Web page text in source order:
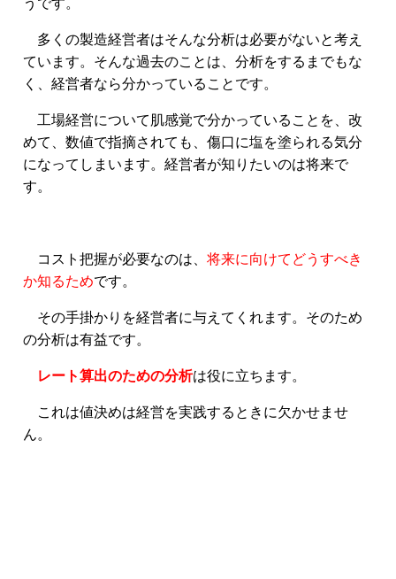
うです。
多くの製造経営者はそんな分析は必要がないと考え
ています。そんな過去のことは、分析をするまでもな
く、経営者なら分かっていることです。
工場経営について肌感覚で分かっていることを、改
めて、数値で指摘されても、傷口に塩を塗られる気分
になってしまいます。経営者が知りたいのは将来で
す。
コスト把握が必要なのは、将来に向けてどうすべき
か知るためです。
その手掛かりを経営者に与えてくれます。そのため
の分析は有益です。
レート算出のための分析は役に立ちます。
これは値決めは経営を実践するときに欠かせませ
ん。